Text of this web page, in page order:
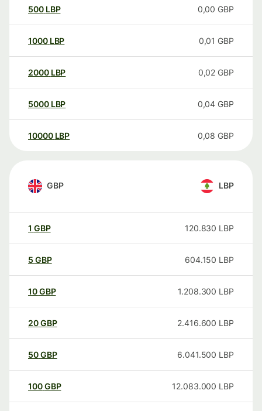
500 LBP 0,00 GBP
1000 LBP 0,01 GBP
2000 LBP 0,02 GBP
5000 LBP 0,04 GBP
10000 LBP 0,08 GBP
GBP LBP
1 GBP 120.830 LBP
5 GBP 604.150 LBP
10GBP 1.208.300 LBP
20GBP 2.416.600 LBP
50GBP 6.041.500 LBP
100GBP 12.083.000 LBP